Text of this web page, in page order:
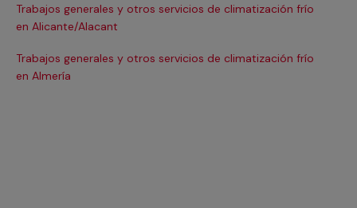
Trabajos generales y otros servicios de climatización frío
en Alicante/Alacant
Trabajos generales y otros servicios de climatización frío
en Almería